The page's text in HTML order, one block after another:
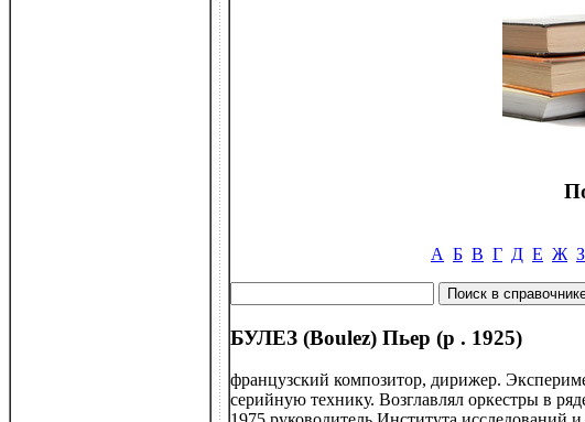
А Б В Г Д Е Ж З
БУЛЕЗ (Boulez) Пьер (р . 1925)
французский композитор, дирижер.
серийную технику. Возглавлял оркестры в